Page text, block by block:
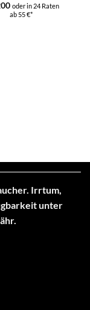
oder in 24 Raten
ab 55 €*
Irrtum,
unter